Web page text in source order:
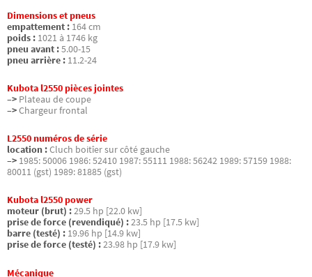
Dimensions et pneus
empattement : 164 cm
poids : 1021 à 1746 kg
pneu avant :5.00-15
pneu arrière : 11.2-24
Kubota l2550 pièces jointes
–> Plateau de coupe
–>Chargeur frontal
L2550 numéros de série
location :Cluch boitîer sur côté gauche
–> 1985: 50006 1986: 52410 1987: 55111 1988: 56242 1989: 57159 1988:
80011 (gst) 1989: 81885 (gst)
Kubota l2550 power
moteur (brut) :29.5 hp [22.0 kw]
prise de force (revendiqué) :23.5 hp [17.5 kw]
barre (testé) : 19.96 hp [14.9 kw]
prise de force (testé) :23.98 hp [17.9 kw]
Mécanique